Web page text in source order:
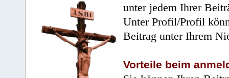
unter jedem Ihrer
Unter Profil/Profil
Beitrag unter Ihrem
Vorteile beim